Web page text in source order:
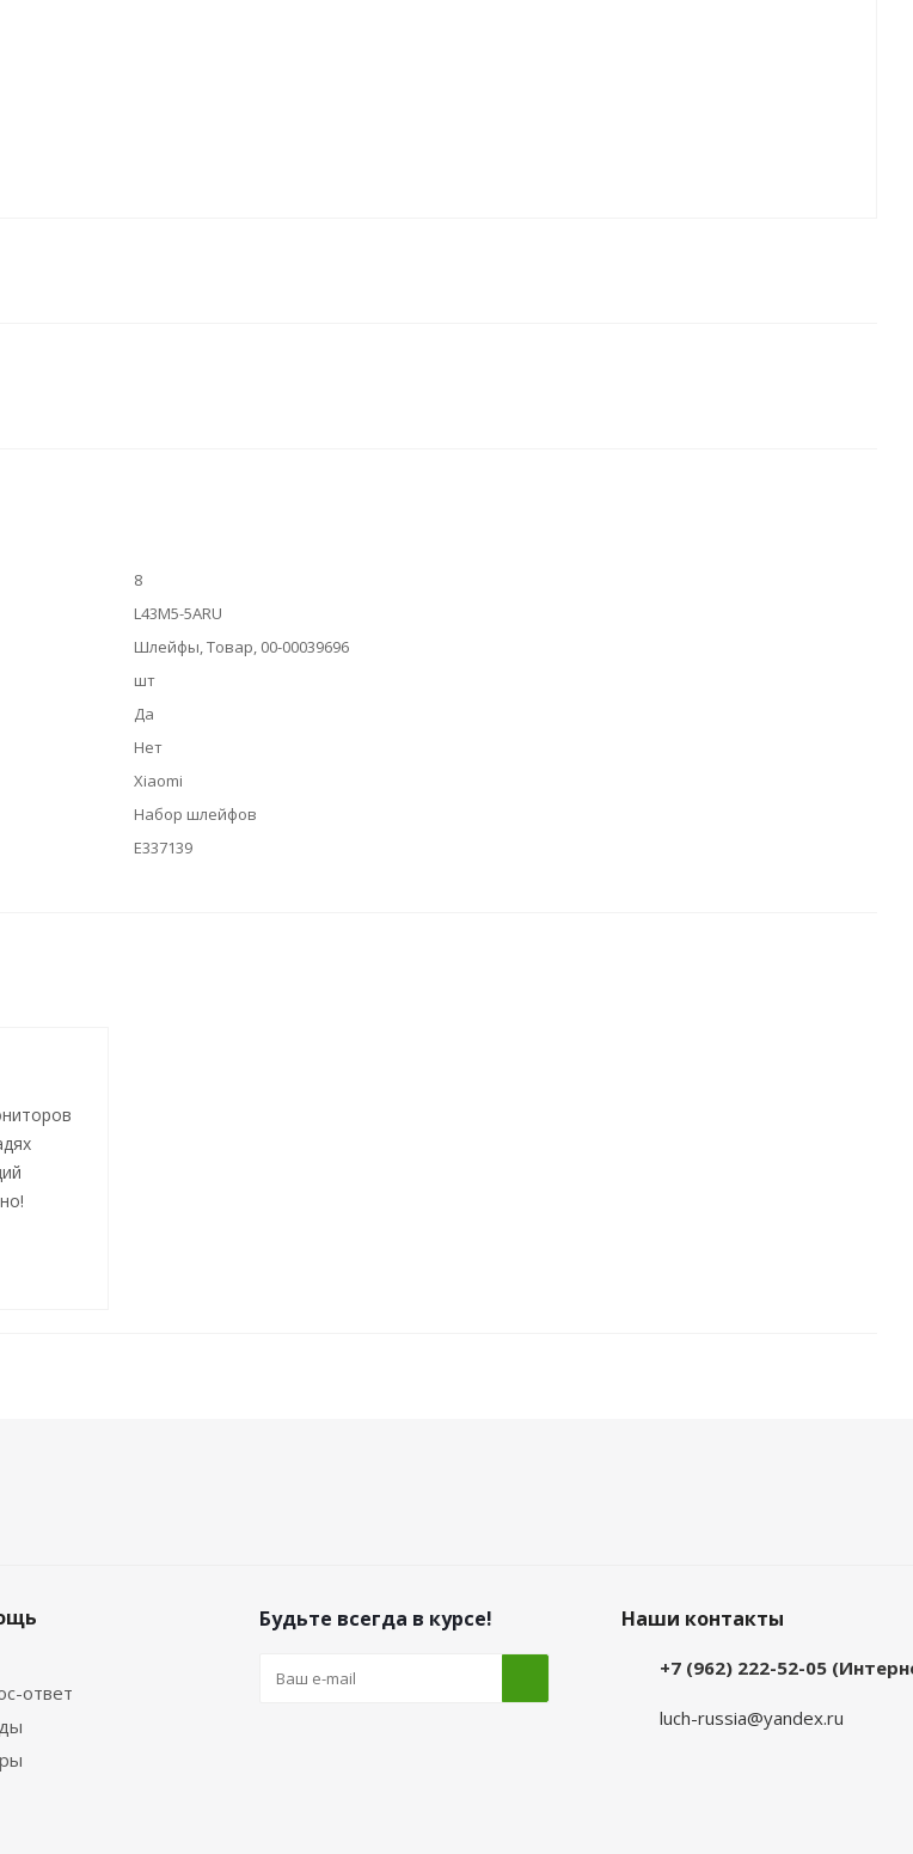
8
L43M5-5ARU
Шлейфы, Товар, 00-00039696
шт
Да
Нет
Xiaomi
Набор шлейфов
E337139
ответ
Будьте всегда в курсе! Наши контакты
+7 (962) 222-52-05
luch-russia@yandex.ru